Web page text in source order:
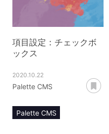
項目設定：チェックボ
ックス
2020.10.22
Palette CMS
Palette CMS